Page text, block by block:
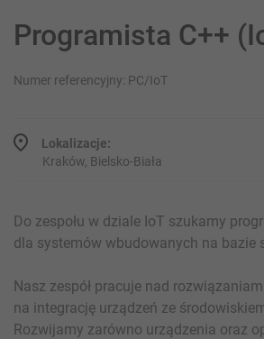
Programista C++
Numer referencyjny: PC/IoT
Lokalizacje:
Kraków, Bielsko-Biała
Do zespołu w dziale IoT szukamy
dla systemów wbudowanych na bazie
Nasz zespół pracuje nad
na integrację urządzeń ze
Rozwijamy zarówno urządzenia oraz